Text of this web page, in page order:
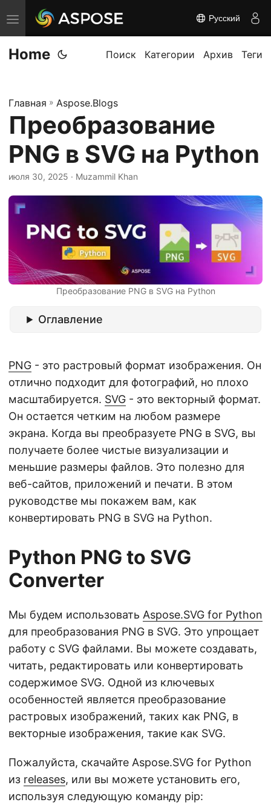
П
е
р
л
ю
и
т
н
и
г
Русский
Home Поиск Категории Архив Теги
Главная » Aspose.Blogs
Преобразование
PNG в SVG на Python
июля 30, 2025 · Muzammil Khan
Преобразование PNG в SVG на Python
Оглавление
PNG - это растровый формат изображения. Он
отлично подходит для фотографий, но плохо
масштабируется. SVG - это векторный формат.
Он остается четким на любом размере
экрана. Когда вы преобразуете PNG в SVG, вы
получаете более чистые визуализации и
меньшие размеры файлов. Это полезно для
веб-сайтов, приложений и печати. В этом
руководстве мы покажем вам, как
конвертировать PNG в SVG на Python.
Python PNG to SVG
Converter
Мы будем использовать Aspose.SVG for Python
для преобразования PNG в SVG. Это упрощает
работу с SVG файлами. Вы можете создавать,
читать, редактировать или конвертировать
содержимое SVG. Одной из ключевых
особенностей является преобразование
растровых изображений, таких как PNG, в
векторные изображения, такие как SVG.
Пожалуйста, скачайте Aspose.SVG for Python
из releases, или вы можете установить его,
используя следующую команду pip: